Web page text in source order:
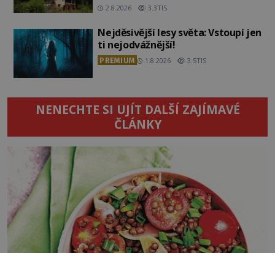
2.8.2026 3.3TIS
Nejděsivější lesy světa: Vstoupí jen
ti nejodvážnější!
PREMIUM 1.8.2026 3.5TIS
NENECHTE SI UJÍT DALŠÍ ZAJÍMAVÉ
ČLÁNKY